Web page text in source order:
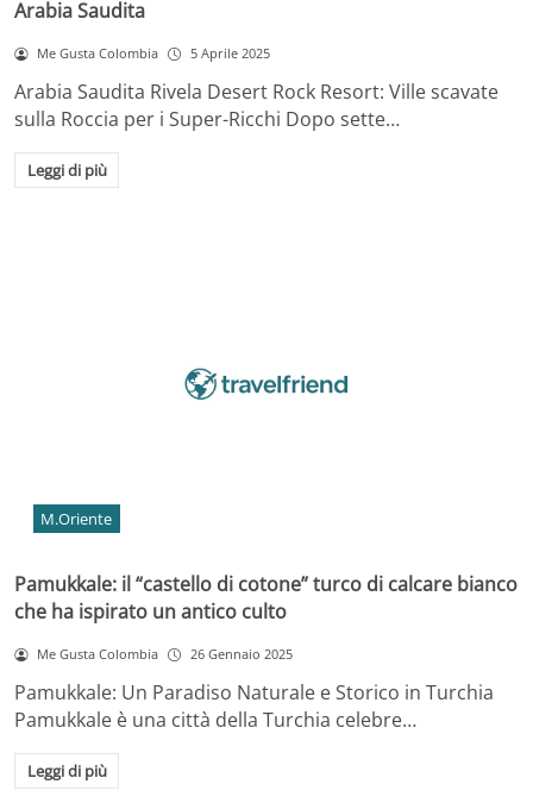
Arabia Saudita
Me Gusta Colombia 5 Aprile 2025
Arabia Saudita Rivela Desert Rock Resort: Ville scavate
sulla Roccia per i Super-Ricchi Dopo sette…
Leggi di più
M.Oriente
Pamukkale: il “castello di cotone” turco di calcare bianco
che ha ispirato un antico culto
Me Gusta Colombia 26 Gennaio 2025
Pamukkale: Un Paradiso Naturale e Storico in Turchia
Pamukkale è una città della Turchia celebre…
Leggi di più